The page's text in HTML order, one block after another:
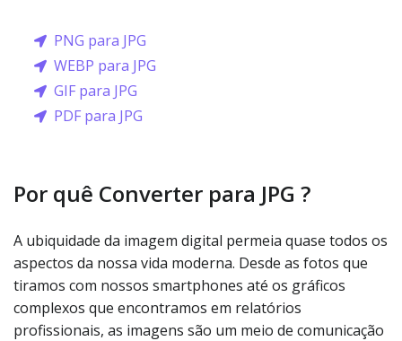
PNG para JPG
WEBP para JPG
GIF para JPG
PDF para JPG
Por quê Converter para JPG ?
A ubiquidade da imagem digital permeia quase todos os
aspectos da nossa vida moderna. Desde as fotos que
tiramos com nossos smartphones até os gráficos
complexos que encontramos em relatórios
profissionais, as imagens são um meio de comunicação